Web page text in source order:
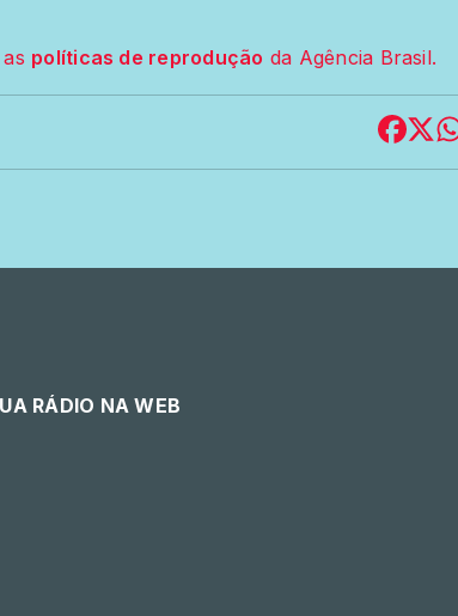
políticas de reprodução da Agência Brasil.
RÁDIO NA WEB